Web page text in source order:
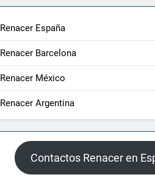
Renacer España
Renacer Barcelona
Renacer México
Renacer Argentina
Contactos Renacer en